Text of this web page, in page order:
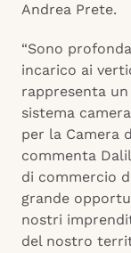
Andrea Prete.
“Sono
incarico ai
rappresenta
sistema
per la Camera
commenta
di commercio
grande
nostri
del nostro